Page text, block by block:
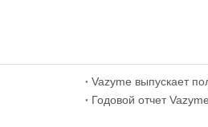
Vazyme выпускает